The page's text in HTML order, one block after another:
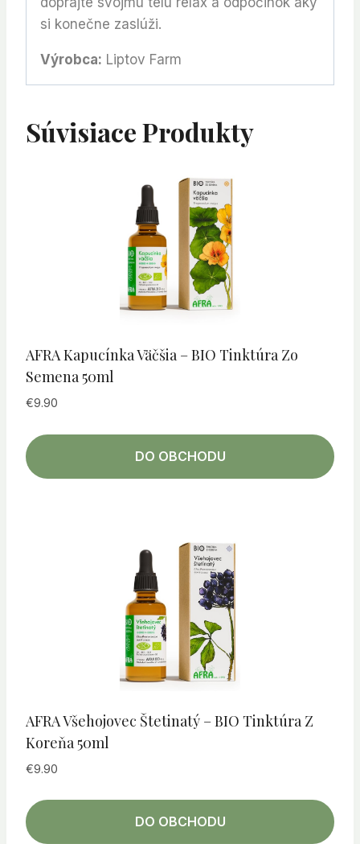
si konečne zaslúži.
Výrobca: Liptov Farm
Súvisiace Produkty
AFRA Kapucínka Väčšia – BIO Tinktúra Zo
Semena 50ml
€9.90
DO OBCHODU
AFRA Všehojovec Štetinatý – BIO Tinktúra Z
Koreňa 50ml
€9.90
DO OBCHODU